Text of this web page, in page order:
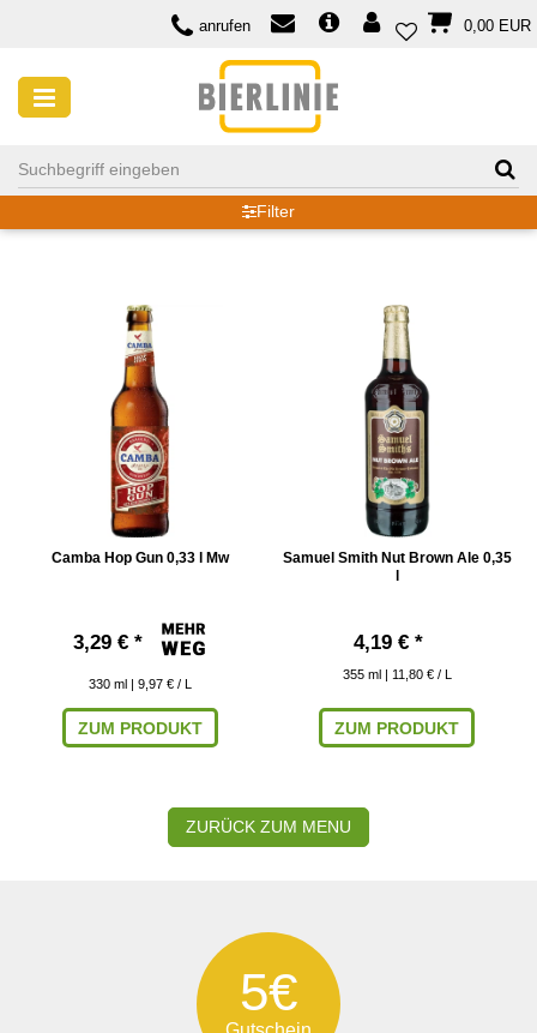
anrufen 0,00 EUR
BROWN ALE
Filter
Camba Hop Gun 0,33 l Mw
3,29 € *
330 ml | 9,97 € / L
ZUM PRODUKT
Samuel Smith Nut Brown Ale 0,35
l
4,19 € *
355 ml | 11,80 € / L
ZUM PRODUKT
ZURÜCK ZUM MENU
5€